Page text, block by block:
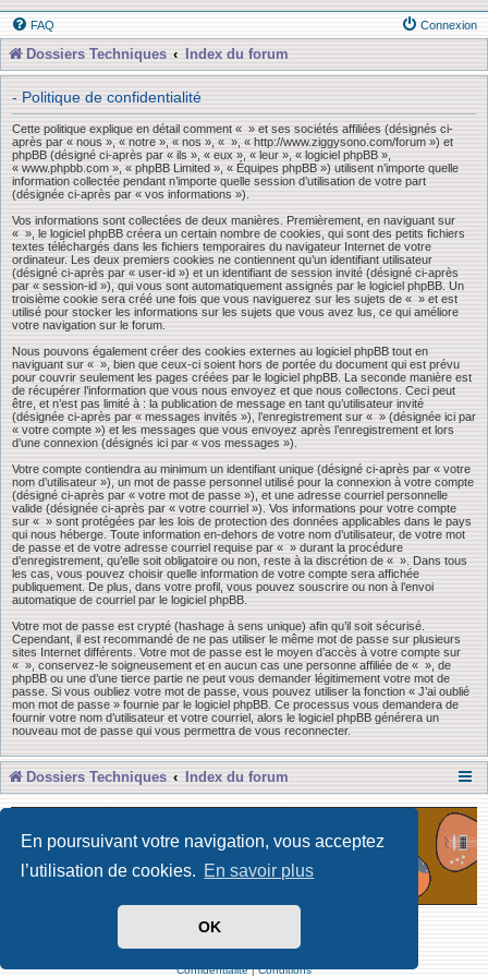
En poursuivant votre navigation, vous acceptez
l’utilisation de cookies. En savoir plus
OK
FAQ Connexion
Dossiers Techniques Index du forum
- Politique de confidentialité
Cette politique explique en détail comment « » et ses sociétés affiliées (désignés ci-
après par « nous », « notre », « nos », « », « http://www.ziggysono.com/forum ») et
phpBB (désigné ci-après par « ils », « eux », « leur », « logiciel phpBB »,
« www.phpbb.com », « phpBB Limited », « Équipes phpBB ») utilisent n’importe quelle
information collectée pendant n’importe quelle session d’utilisation de votre part
(désignée ci-après par « vos informations »).
Vos informations sont collectées de deux manières. Premièrement, en naviguant sur
« », le logiciel phpBB créera un certain nombre de cookies, qui sont des petits fichiers
textes téléchargés dans les fichiers temporaires du navigateur Internet de votre
ordinateur. Les deux premiers cookies ne contiennent qu’un identifiant utilisateur
(désigné ci-après par « user-id ») et un identifiant de session invité (désigné ci-après
par « session-id »), qui vous sont automatiquement assignés par le logiciel phpBB. Un
troisième cookie sera créé une fois que vous naviguerez sur les sujets de « » et est
utilisé pour stocker les informations sur les sujets que vous avez lus, ce qui améliore
votre navigation sur le forum.
Nous pouvons également créer des cookies externes au logiciel phpBB tout en
naviguant sur « », bien que ceux-ci soient hors de portée du document qui est prévu
pour couvrir seulement les pages créées par le logiciel phpBB. La seconde manière est
de récupérer l’information que vous nous envoyez et que nous collectons. Ceci peut
être, et n’est pas limité à : la publication de message en tant qu’utilisateur invité
(désignée ci-après par « messages invités »), l’enregistrement sur « » (désignée ici par
« votre compte ») et les messages que vous envoyez après l’enregistrement et lors
d’une connexion (désignés ici par « vos messages »).
Votre compte contiendra au minimum un identifiant unique (désigné ci-après par « votre
nom d’utilisateur »), un mot de passe personnel utilisé pour la connexion à votre compte
(désigné ci-après par « votre mot de passe »), et une adresse courriel personnelle
valide (désignée ci-après par « votre courriel »). Vos informations pour votre compte
sur « » sont protégées par les lois de protection des données applicables dans le pays
qui nous héberge. Toute information en-dehors de votre nom d’utilisateur, de votre mot
de passe et de votre adresse courriel requise par « » durant la procédure
d’enregistrement, qu’elle soit obligatoire ou non, reste à la discrétion de « ». Dans tous
les cas, vous pouvez choisir quelle information de votre compte sera affichée
publiquement. De plus, dans votre profil, vous pouvez souscrire ou non à l’envoi
automatique de courriel par le logiciel phpBB.
Votre mot de passe est crypté (hashage à sens unique) afin qu’il soit sécurisé.
Cependant, il est recommandé de ne pas utiliser le même mot de passe sur plusieurs
sites Internet différents. Votre mot de passe est le moyen d’accès à votre compte sur
« », conservez-le soigneusement et en aucun cas une personne affiliée de « », de
phpBB ou une d’une tierce partie ne peut vous demander légitimement votre mot de
passe. Si vous oubliez votre mot de passe, vous pouvez utiliser la fonction « J’ai oublié
mon mot de passe » fournie par le logiciel phpBB. Ce processus vous demandera de
fournir votre nom d’utilisateur et votre courriel, alors le logiciel phpBB générera un
nouveau mot de passe qui vous permettra de vous reconnecter.
Dossiers Techniques Index du forum
Développé par Forum Software © phpBB Limited
Traduit par phpBB-fr
Confidentialité|Conditions